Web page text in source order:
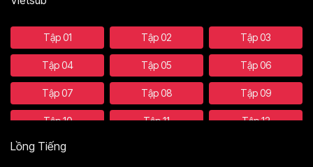
Tập 01 Tập 02 Tập 03
Tập 04 Tập 05 Tập 06
Tập 07 Tập 08 Tập 09
Tập 10 Tập 11 Tập 12
Tập 13
Lồng Tiếng